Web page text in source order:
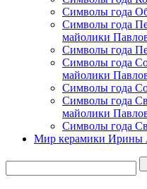
Символы года
Символы года
майолики
Символы года
Символы года
майолики
Символы года
Символы года
майолики
Символы года
Мир керамики Ирины